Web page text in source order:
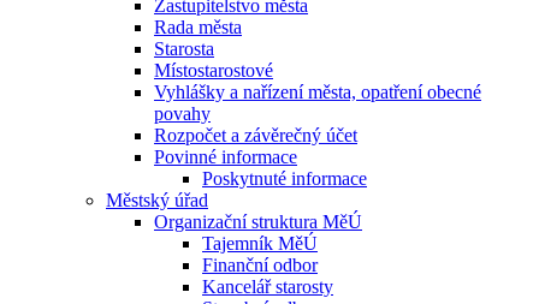
Zastupitelstvo města
Rada města
Starosta
Místostarostové
Vyhlášky a nařízení města, opatření obecné
povahy
Rozpočet a závěrečný účet
Povinné informace
Poskytnuté informace
Městský úřad
Organizační struktura MěÚ
Tajemník MěÚ
Finanční odbor
Kancelář starosty